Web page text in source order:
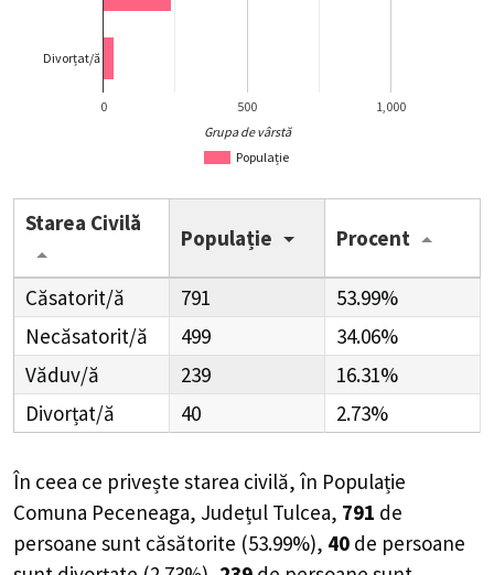
Populație
0 500 1,000
Divorțat/ă
Grupa de vârstă
Starea Civilă
Populație Procent
Căsatorit/ă 791
53.99%
Necăsatorit/ă
499
34.06%
Văduv/ă
239
16.31%
Divorțat/ă
40 2.73%
În ceea ce privește starea civilă, în Populație
Comuna Peceneaga, Județul Tulcea, 791 de
persoane sunt căsătorite (53.99%), 40 de persoane